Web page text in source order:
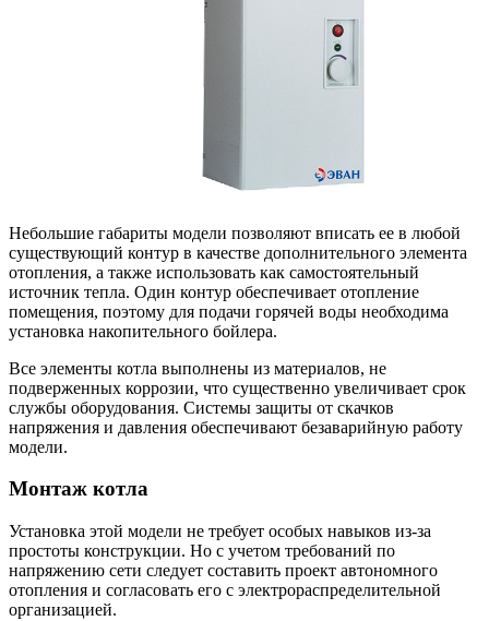
Небольшие габариты модели позволяют вписать ее в любой
существующий контур в качестве дополнительного элемента
отопления, а также использовать как самостоятельный
источник тепла. Один контур обеспечивает отопление
помещения, поэтому для подачи горячей воды необходима
установка накопительного бойлера.
Все элементы котла выполнены из материалов, не
подверженных коррозии, что существенно увеличивает срок
службы оборудования. Системы защиты от скачков
напряжения и давления обеспечивают безаварийную работу
модели.
Монтаж котла
Установка этой модели не требует особых навыков из-за
простоты конструкции. Но с учетом требований по
напряжению сети следует составить проект автономного
отопления и согласовать его с электрораспределительной
организацией.